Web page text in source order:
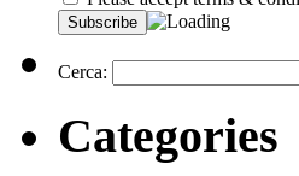
Cerca:
Categories